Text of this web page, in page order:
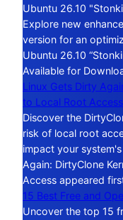
Ubuntu 26.10
Explore new
version for an
Ubuntu 26.10
Available for
Linux Gets Dirty
to Local Root Access
Discover the
risk of local root
impact your
Again: DirtyClone
Access appeared
15 Best Free and
Uncover the top 15